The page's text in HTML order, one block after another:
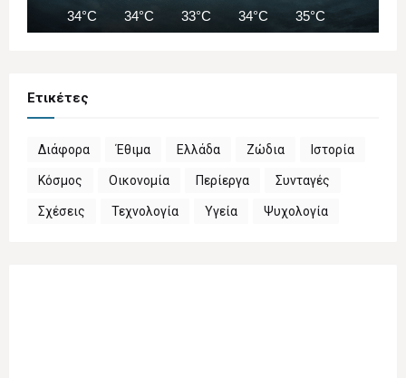
34°C 34°C 33°C 34°C 35°C
Ετικέτες
Διάφορα Έθιμα Ελλάδα Ζώδια Ιστορία
Κόσμος Οικονομία Περίεργα Συνταγές
Σχέσεις Τεχνολογία Υγεία Ψυχολογία